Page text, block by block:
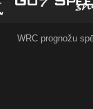
WRC prognožu